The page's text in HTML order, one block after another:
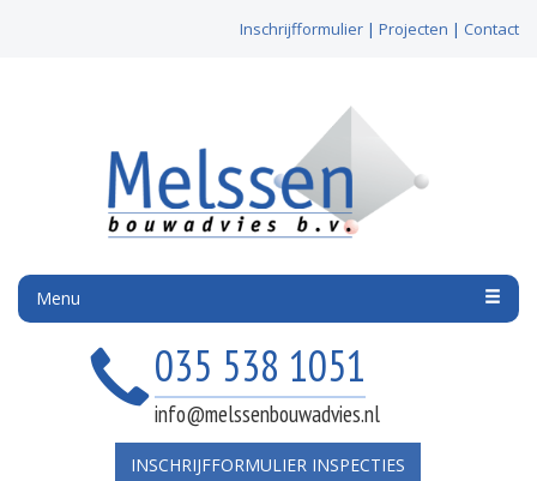
Inschrijfformulier | Projecten | Contact
Menu
035 538 1051
info@melssenbouwadvies.nl
INSCHRIJFFORMULIER INSPECTIES